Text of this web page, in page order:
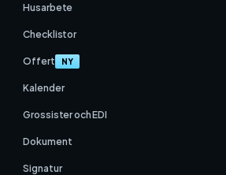
Husarbete
Checklistor
Offert NY
Kalender
Grossister och EDI
Dokument
Signatur